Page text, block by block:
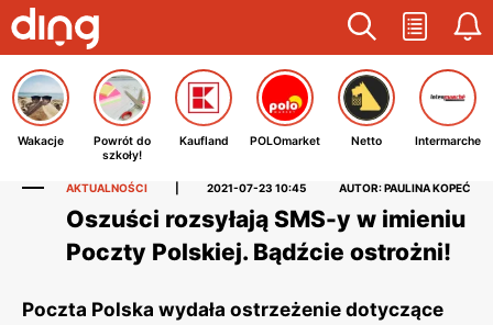
Wakacje
Powrót do
szkoły!
Kaufland POLOmarket Netto Intermarche
AKTUALNOŚCI 2021-07-23 10:45 AUTOR: PAULINA KOPEĆ
Oszuści rozsyłają SMS-y w imieniu
Poczty Polskiej. Bądźcie ostrożni!
Poczta Polska wydała ostrzeżenie dotyczące